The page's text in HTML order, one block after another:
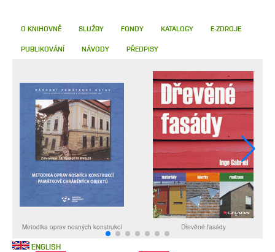
O KNIHOVNĚ SLUŽBY FONDY KATALOGY E-ZDROJE
PUBLIKOVÁNÍ NÁVODY PŘEDPISY
ENGLISH